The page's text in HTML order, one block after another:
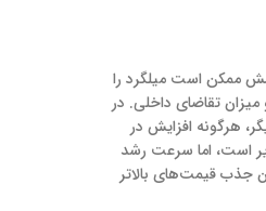
ممکن است میلگرد را
میزان تقاضای داخلی. در
هرگونه افزایش در
است، اما سرعت رشد
جذب قیمت‌های بالاتر